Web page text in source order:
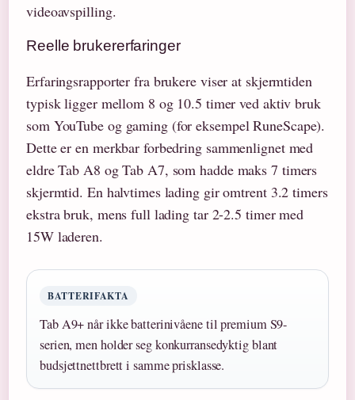
videoavspilling.
Reelle brukererfaringer
Erfaringsrapporter fra brukere viser at skjermtiden
typisk ligger mellom 8 og 10.5 timer ved aktiv bruk
som YouTube og gaming (for eksempel RuneScape).
Dette er en merkbar forbedring sammenlignet med
eldre Tab A8 og Tab A7, som hadde maks 7 timers
skjermtid. En halvtimes lading gir omtrent 3.2 timers
ekstra bruk, mens full lading tar 2-2.5 timer med
15W laderen.
BATTERIFAKTA
Tab A9+ når ikke batterinivåene til premium S9-
serien, men holder seg konkurransedyktig blant
budsjettnettbrett i samme prisklasse.